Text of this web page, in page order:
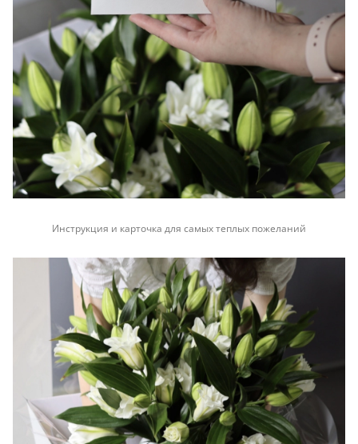
Инструкция и карточка для самых теплых пожеланий